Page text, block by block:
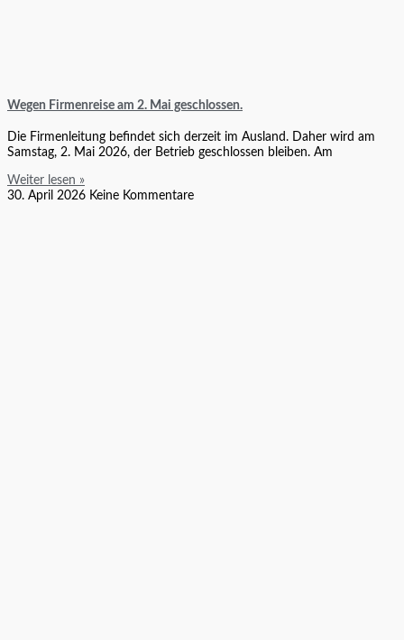
Wegen Firmenreise am 2. Mai geschlossen.
Die Firmenleitung befindet sich derzeit im Ausland. Daher wird am
Samstag, 2. Mai 2026, der Betrieb geschlossen bleiben. Am
Weiter lesen »
30. April 2026 Keine Kommentare